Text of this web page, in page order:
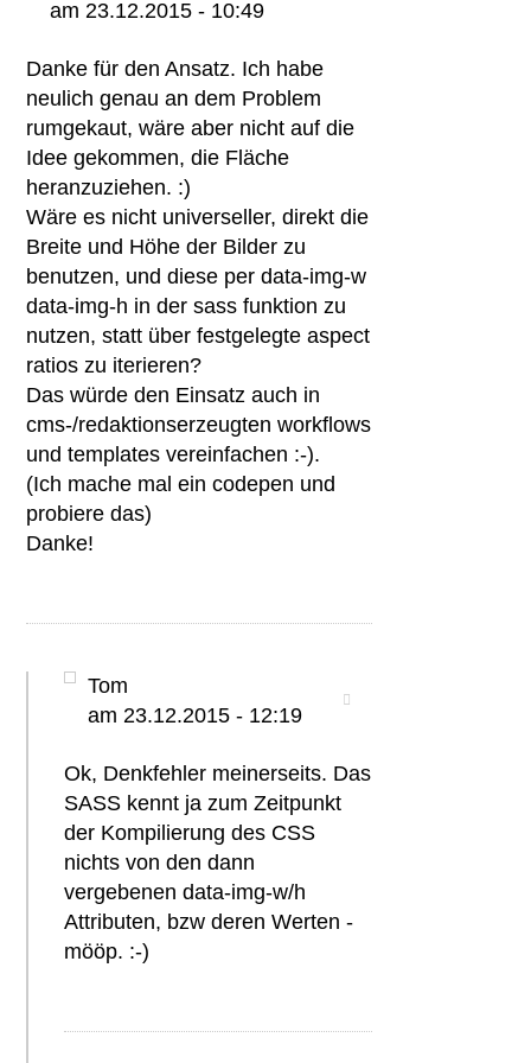
am 23.12.2015 - 10:49
Danke für den Ansatz. Ich habe
neulich genau an dem Problem
rumgekaut, wäre aber nicht auf die
Idee gekommen, die Fläche
heranzuziehen. :)
Wäre es nicht universeller, direkt die
Breite und Höhe der Bilder zu
benutzen, und diese per data-img-w
data-img-h in der sass funktion zu
nutzen, statt über festgelegte aspect
ratios zu iterieren?
Das würde den Einsatz auch in
cms-/redaktionserzeugten workflows
und templates vereinfachen :-).
(Ich mache mal ein codepen und
probiere das)
Danke!
Tom
am 23.12.2015 - 12:19
Ok, Denkfehler meinerseits. Das
SASS kennt ja zum Zeitpunkt
der Kompilierung des CSS
nichts von den dann
vergebenen data-img-w/h
Attributen, bzw deren Werten -
mööp. :-)